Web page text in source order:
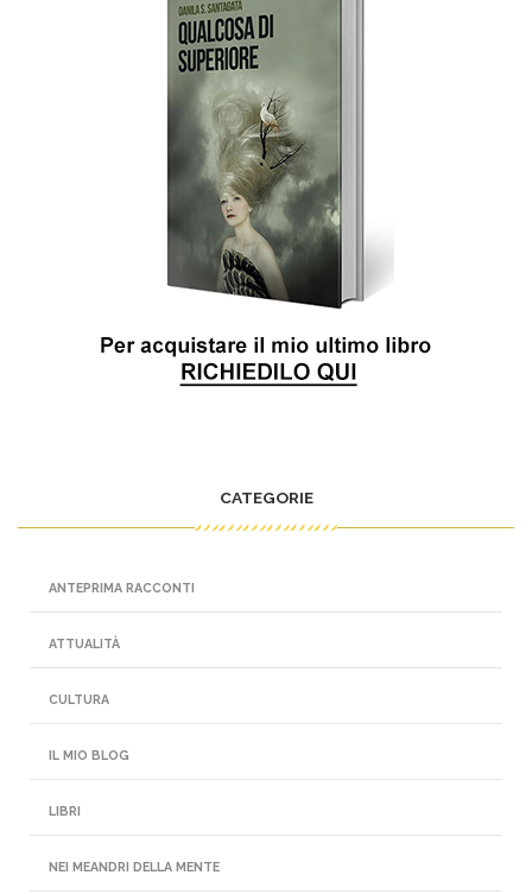
CATEGORIE
ANTEPRIMA RACCONTI
ATTUALITÀ
CULTURA
IL MIO BLOG
LIBRI
NEI MEANDRI DELLA MENTE